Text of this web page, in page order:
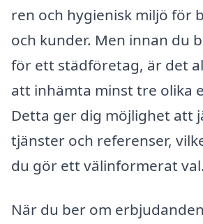
ren och hygienisk miljö för
och kunder. Men innan du
för ett städföretag, är det
att inhämta minst tre olika
Detta ger dig möjlighet att
tjänster och referenser,
du gör ett välinformerat val.
När du ber om